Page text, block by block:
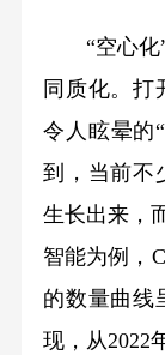
“空心化”
同质化。打
令人眩晕的
到，当前不
生长出来，
智能为例，
的数量曲线
现，从2022